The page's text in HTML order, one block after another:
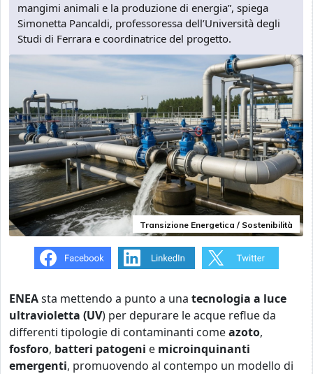
mangimi animali e la produzione di energia”, spiega
Simonetta Pancaldi, professoressa dell’Università degli
Studi di Ferrara e coordinatrice del progetto.
Transizione Energetica / Sostenibilità
ENEAsta mettendo a punto a una tecnologia a luce
ultravioletta (UV) per depurare le acque reflue da
differenti tipologie di contaminanti comeazoto,
fosforo, batteri patogeni e microinquinanti
emergenti, promuovendo al contempo un modello di